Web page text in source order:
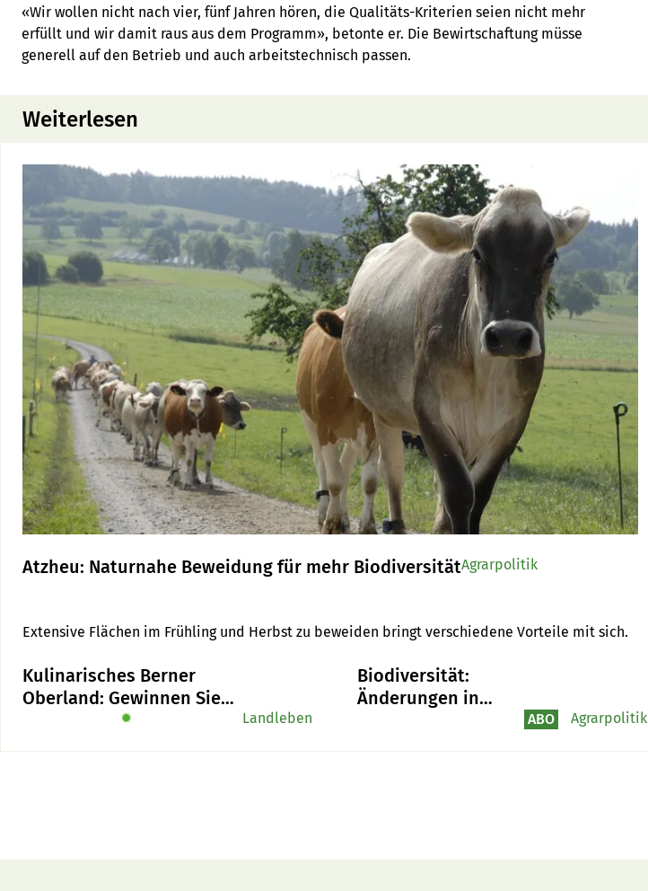
«Wir wollen nicht nach vier, fünf Jahren hören, die Qualitäts-Kriterien seien nicht mehr
erfüllt und wir damit raus aus dem Programm», betonte er. Die Bewirtschaftung müsse
generell auf den Betrieb und auch arbeitstechnisch passen.
Weiterlesen
Atzheu: Naturnahe Beweidung für mehr Biodiversität
Extensive Flächen im Frühling und Herbst zu beweiden bringt verschiedene Vorteile mit sich.
Agrarpolitik
Kulinarisches Berner
Oberland: Gewinnen Sie
das Buch «Alpe-Chuchi»
✹ Landleben
Biodiversität:
Änderungen in
ABO Agrarpolitik